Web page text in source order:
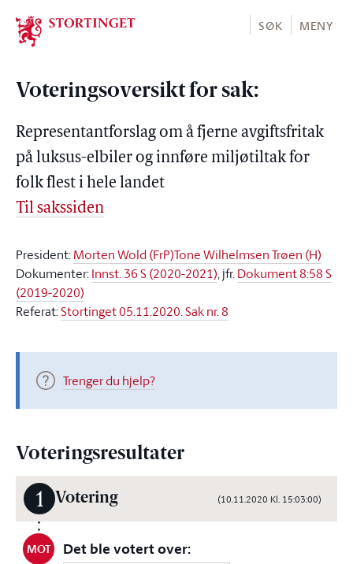
Stortinget.no
SØK MENY
Voteringsoversikt for sak:
Representantforslag om å fjerne avgiftsfritak
på luksus-elbiler og innføre miljøtiltak for
folk flest i hele landet
Til sakssiden
President:Morten Wold (FrP)Tone Wilhelmsen Trøen (H)
Dokumenter:Innst. 36 S (2020-2021), jfr.Dokument 8:58 S
(2019-2020)
Referat:Stortinget 05.11.2020. Sak nr. 8
Trenger du hjelp?
Voteringsresultater
1 Votering (10.11.2020 Kl. 15:03:00)
MOT Det ble votert over: